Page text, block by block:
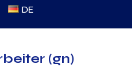
DE
(gn)